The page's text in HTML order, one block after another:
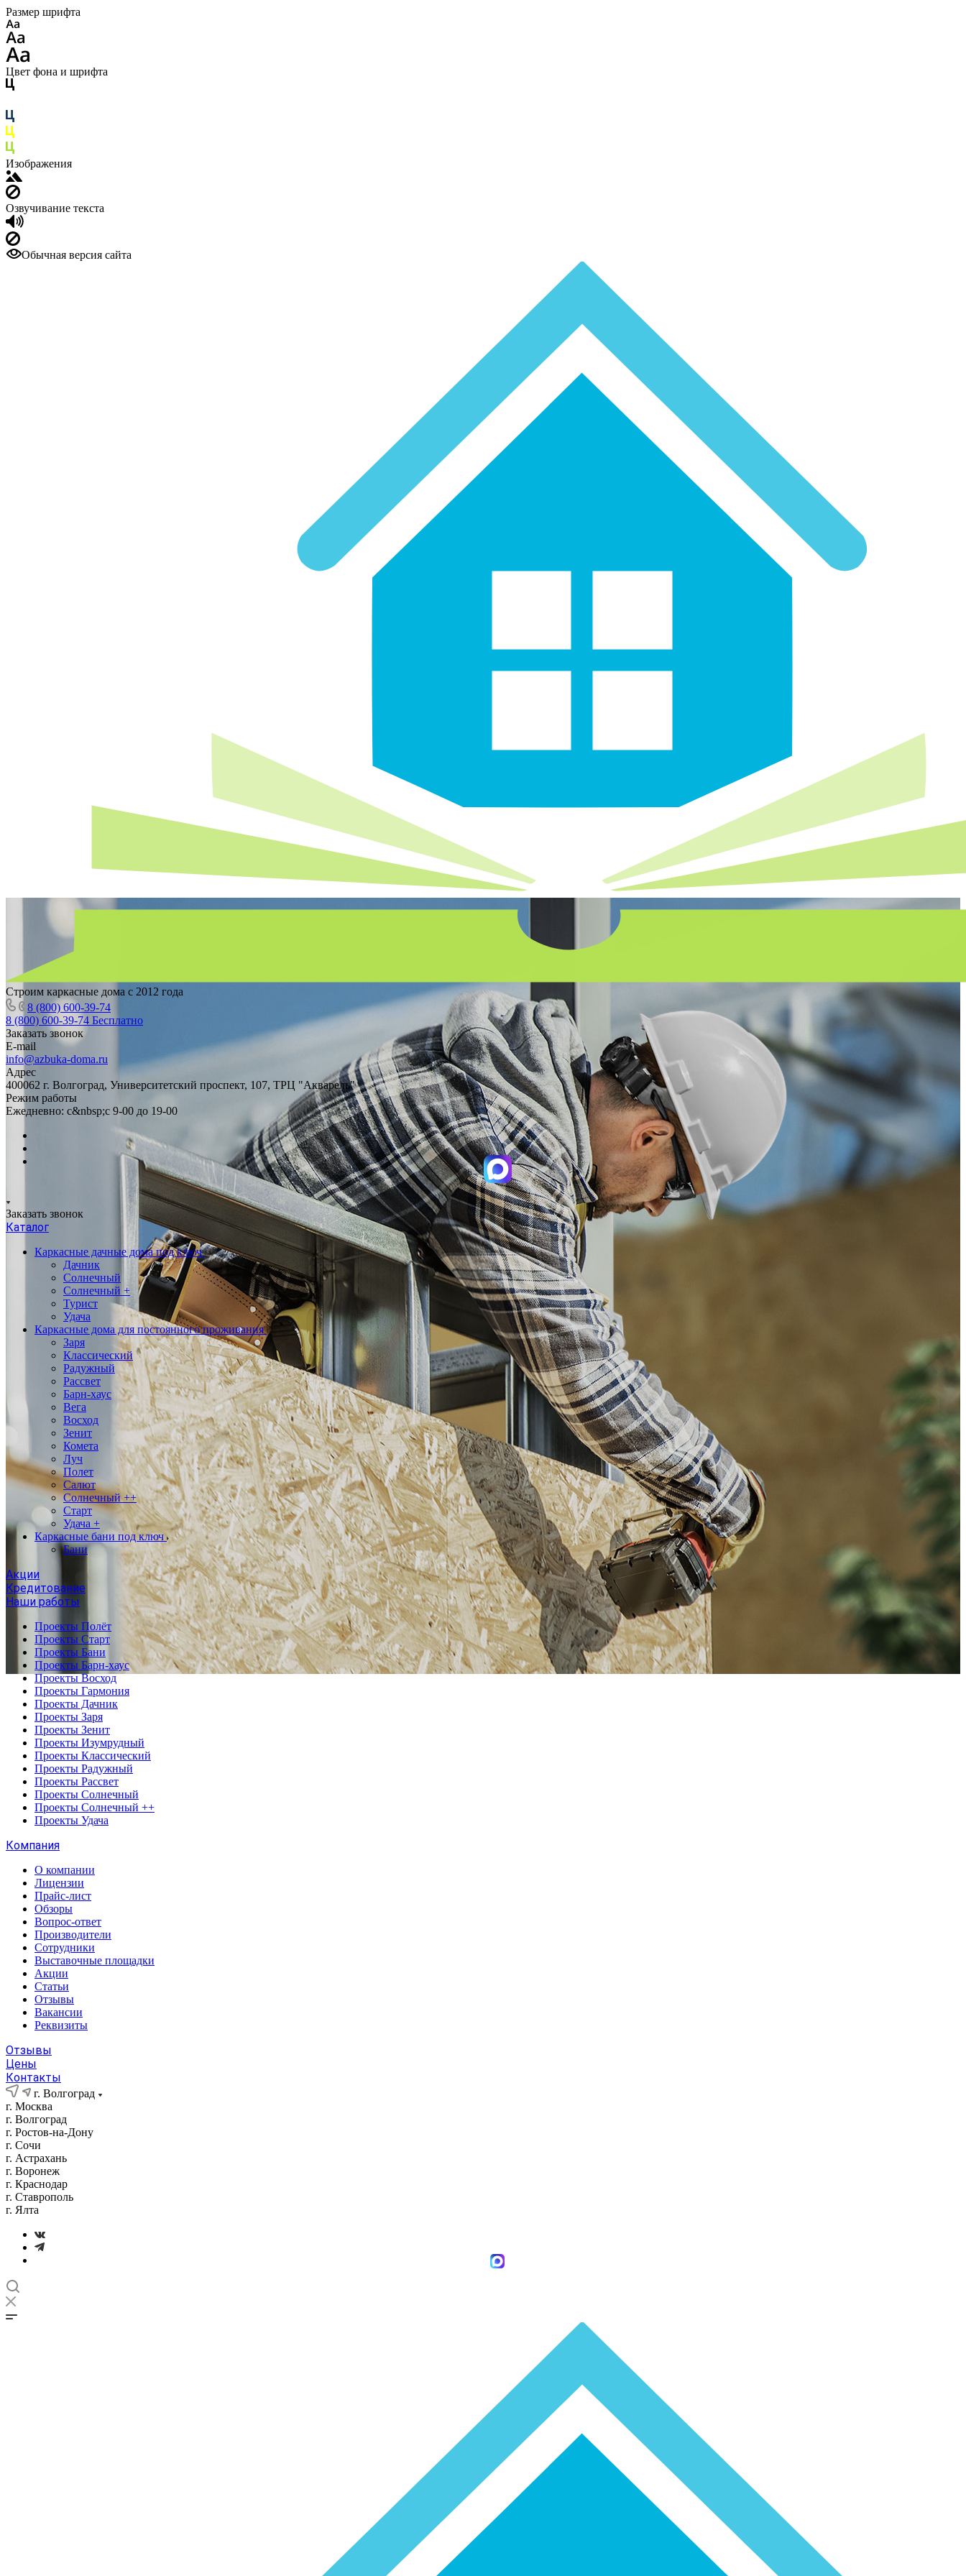
Размер шрифта
Цвет фона и шрифта
Изображения
Озвучивание текста
Обычная версия сайта
Строим каркасные дома с 2012 года
8 (800) 600-39-74
8 (800) 600-39-74 Бесплатно
Заказать звонок
E-mail
info@azbuka-doma.ru
Адрес
400062 г. Волгоград, Университетский проспект, 107, ТРЦ "Акварель"
Режим работы
Ежедневно: с&nbsp;с 9-00 до 19-00
Заказать звонок
Каталог
Каркасные дачные дома под ключ
Дачник
Солнечный
Солнечный +
Турист
Удача
Каркасные дома для постоянного проживания
Заря
Классический
Радужный
Рассвет
Барн-хаус
Вега
Восход
Зенит
Комета
Луч
Полет
Салют
Солнечный ++
Старт
Удача +
Каркасные бани под ключ
Бани
Акции
Кредитование
Наши работы
Проекты Полёт
Проекты Старт
Проекты Бани
Проекты Барн-хаус
Проекты Восход
Проекты Гармония
Проекты Дачник
Проекты Заря
Проекты Зенит
Проекты Изумрудный
Проекты Классический
Проекты Радужный
Проекты Рассвет
Проекты Солнечный
Проекты Солнечный ++
Проекты Удача
Компания
О компании
Лицензии
Прайс-лист
Обзоры
Вопрос-ответ
Производители
Сотрудники
Выставочные площадки
Акции
Статьи
Отзывы
Вакансии
Реквизиты
Отзывы
Цены
Контакты
г. Волгоград
г. Москва
г. Волгоград
г. Ростов-на-Дону
г. Сочи
г. Астрахань
г. Воронеж
г. Краснодар
г. Ставрополь
г. Ялта